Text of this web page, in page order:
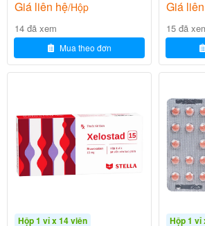
kiểm tra chức năng gan, thận và
máu trong quá trình sử dụng
Bảo quản: Để thuốc ở nơi khô
30°C, tránh ánh sáng trực
Chống chỉ định của
Lepro Tablet
₫
Giá liên hệ/Hộp
14 đã xem
Mua theo đơn
Giá
15 đã
Hộp 1 vỉ x 14 viên Hộp 1 vỉ